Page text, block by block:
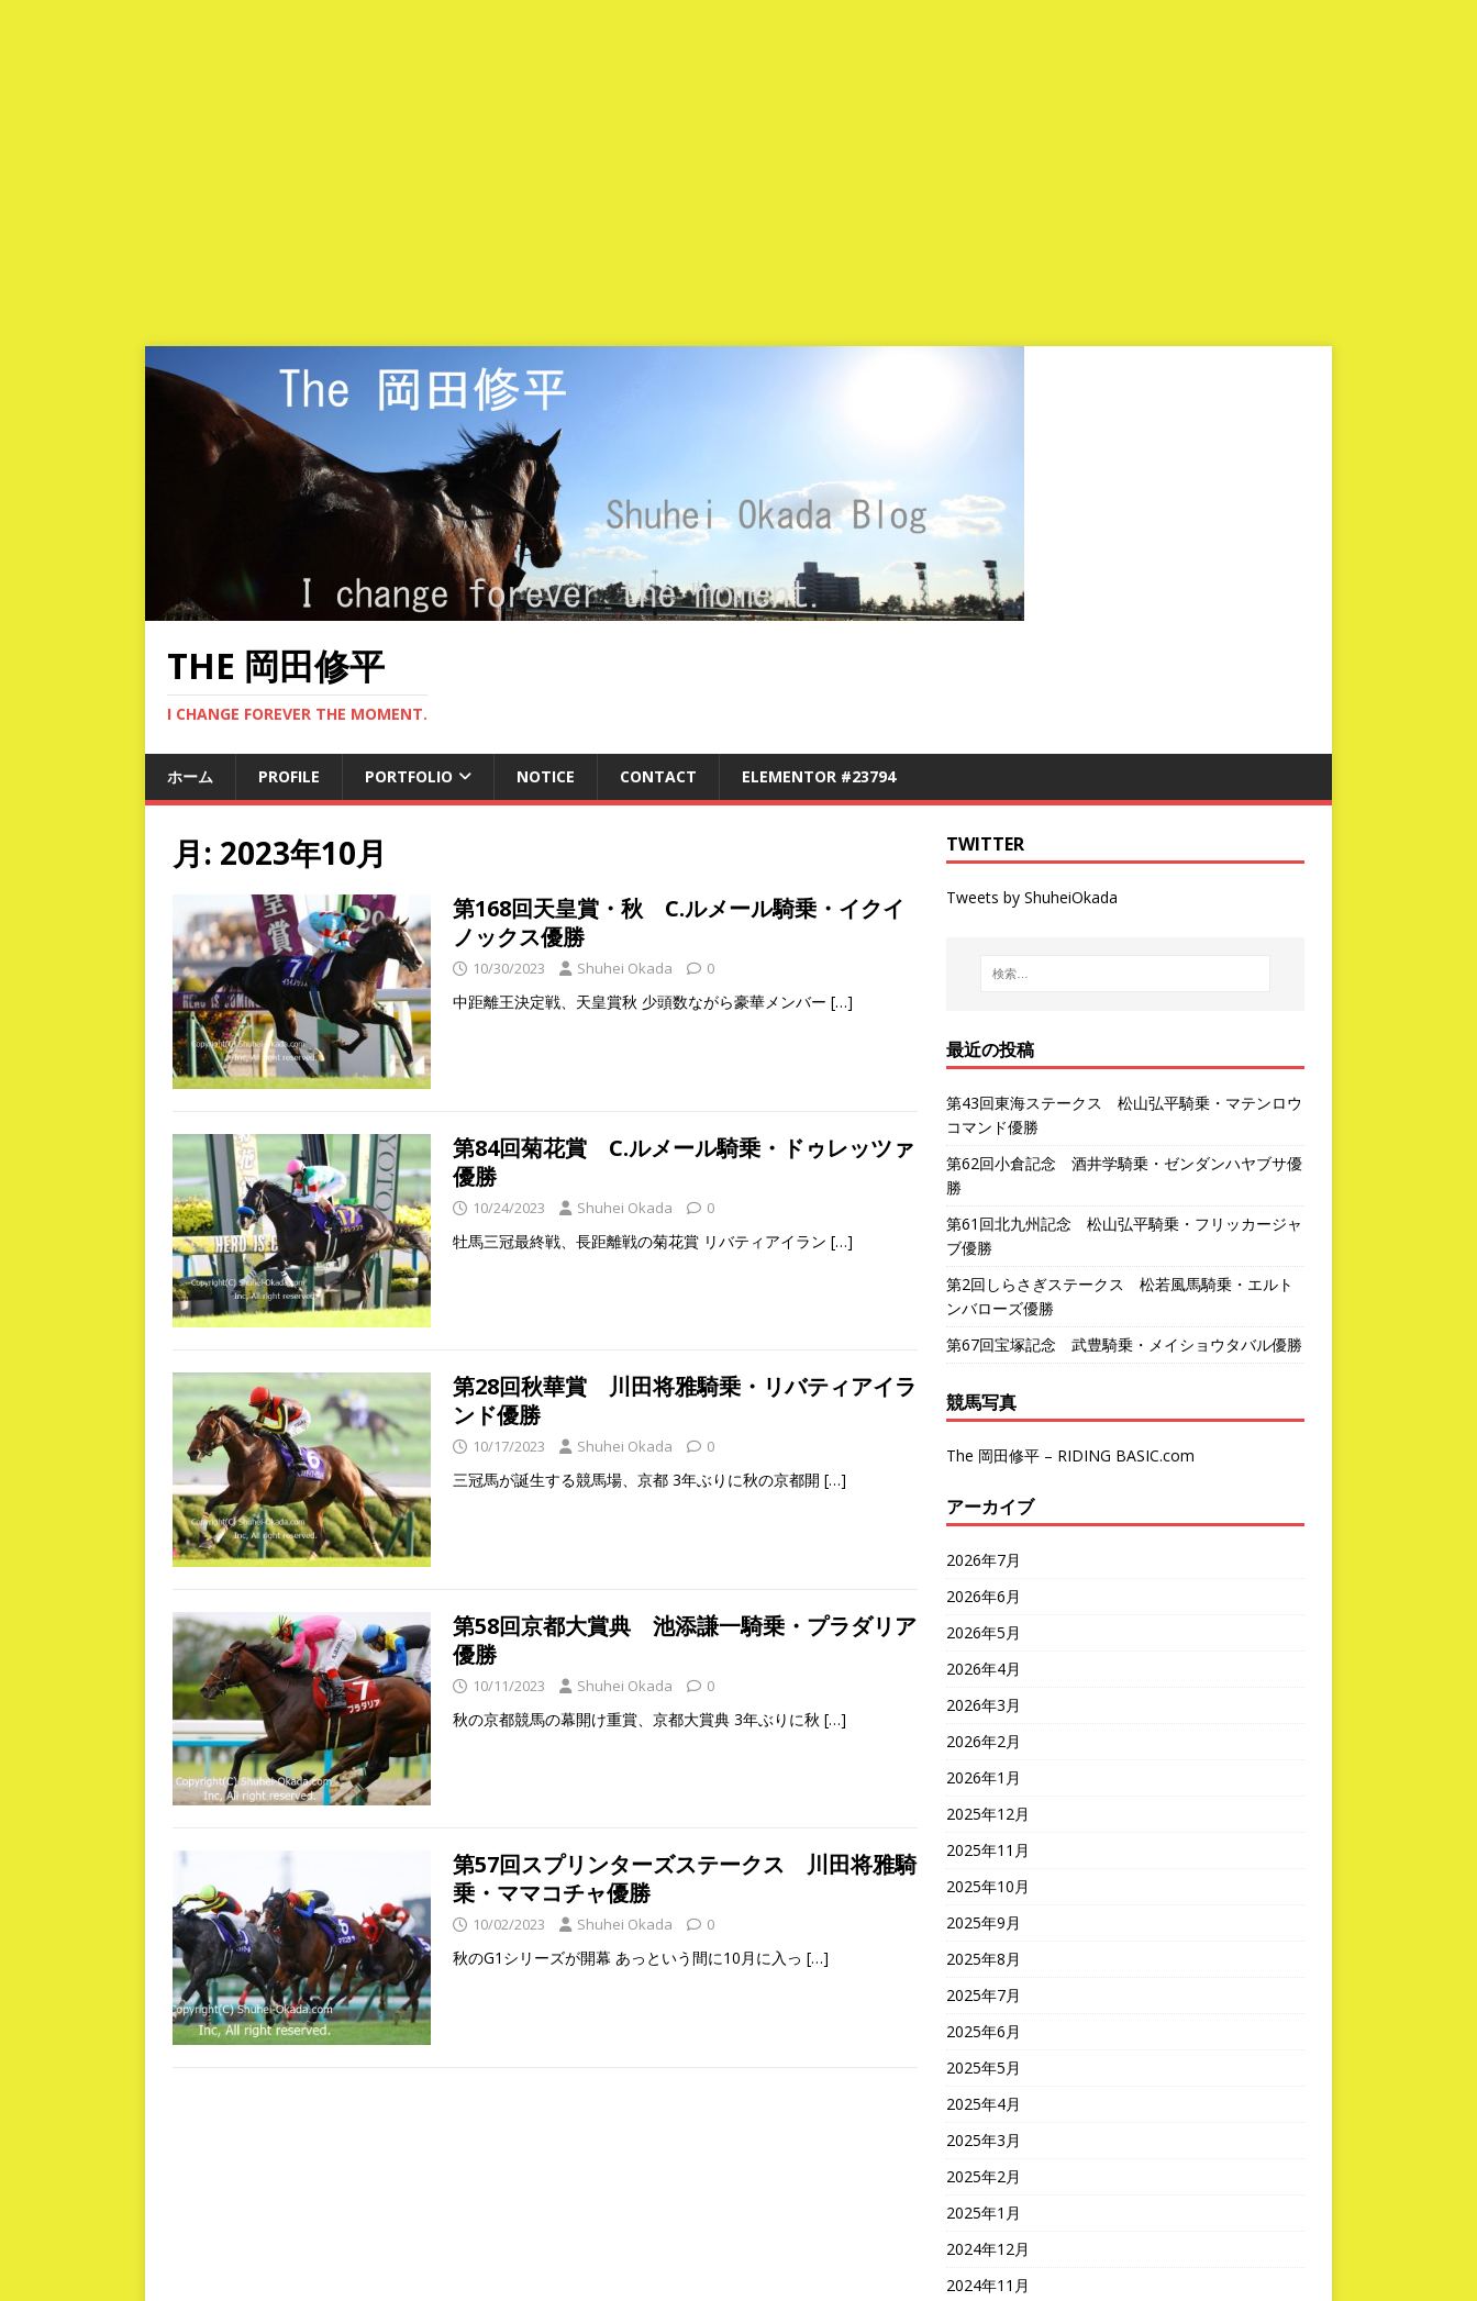
THE 岡田修平
I CHANGE FOREVER THE MOMENT.
ホーム PROFILE PORTFOLIO NOTICE CONTACT ELEMENTOR #23794
月: 2023年10月
第168回天皇賞・秋 C.ルメール騎乗・イクイ
ノックス優勝
10/30/2023 Shuhei Okada 0
中距離王決定戦、天皇賞秋 少頭数ながら豪華メンバー […]
第84回菊花賞 C.ルメール騎乗・ドゥレッツァ
優勝
10/24/2023 Shuhei Okada 0
牡馬三冠最終戦、長距離戦の菊花賞 リバティアイラン […]
第28回秋華賞 川田将雅騎乗・リバティアイラ
ンド優勝
10/17/2023 Shuhei Okada 0
三冠馬が誕生する競馬場、京都 3年ぶりに秋の京都開 […]
第58回京都大賞典 池添謙一騎乗・プラダリア
優勝
10/11/2023 Shuhei Okada 0
秋の京都競馬の幕開け重賞、京都大賞典 3年ぶりに秋 […]
第57回スプリンターズステークス 川田将雅騎
乗・ママコチャ優勝
10/02/2023 Shuhei Okada 0
秋のG1シリーズが開幕 あっという間に10月に入っ […]
TWITTER
Tweets by ShuheiOkada
最近の投稿
第43回東海ステークス 松山弘平騎乗・マテンロウ
コマンド優勝
第62回小倉記念 酒井学騎乗・ゼンダンハヤブサ優
勝
第61回北九州記念 松山弘平騎乗・フリッカージャ
ブ優勝
第2回しらさぎステークス 松若風馬騎乗・エルト
ンバローズ優勝
第67回宝塚記念 武豊騎乗・メイショウタバル優勝
競馬写真
The 岡田修平 – RIDING BASIC.com
アーカイブ
2026年7月
2026年6月
2026年5月
2026年4月
2026年3月
2026年2月
2026年1月
2025年12月
2025年11月
2025年10月
2025年9月
2025年8月
2025年7月
2025年6月
2025年5月
2025年4月
2025年3月
2025年2月
2025年1月
2024年12月
2024年11月